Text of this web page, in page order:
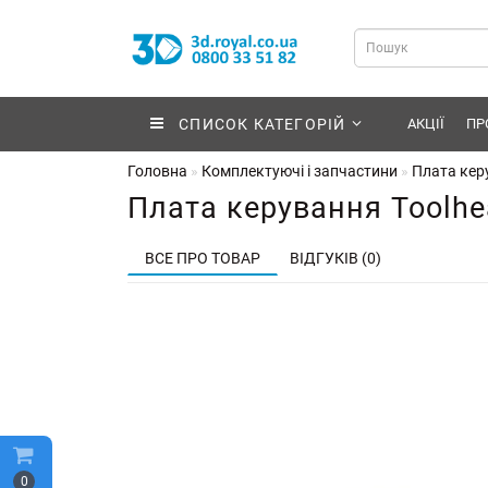
0
СПИСОК КАТЕГОРІЙ АКЦІЇ
Головна Комплектуючі і запчастини Плата
Плата керування
ВСЕ ПРО ТОВАР ВІДГУКІВ (0)